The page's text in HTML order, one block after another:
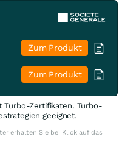
Zum Produkt
Zum Produkt
Turbo-Zertifikaten. Turbo-
geeignet.
erhalten Sie bei Klick auf das